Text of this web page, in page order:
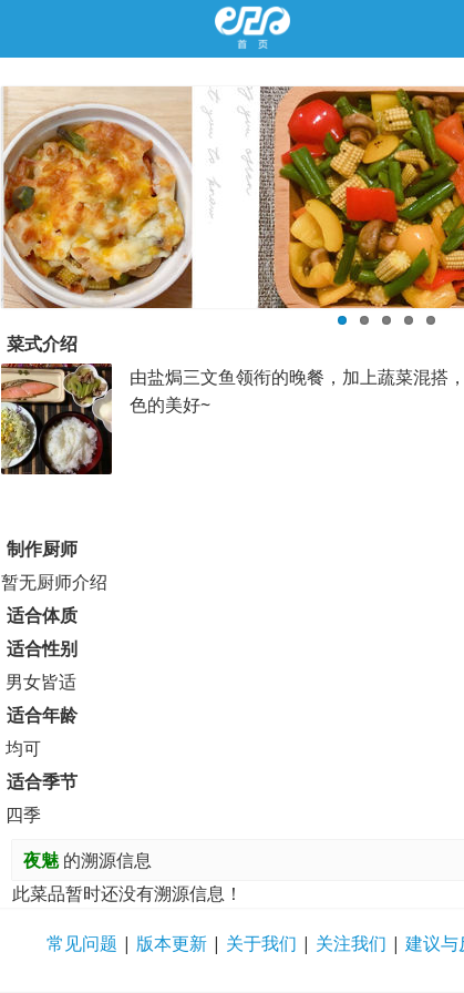
Previous
菜式介绍
由盐焗三文鱼领衔的晚餐，加上蔬菜混搭
色的美好~
制作厨师
暂无厨师介绍
适合体质
适合性别
男女皆适
适合年龄
均可
适合季节
四季
夜魅的溯源信息
此菜品暂时还没有溯源信息！
常见问题 | 版本更新 | 关于我们 | 关注我们 | 建议与